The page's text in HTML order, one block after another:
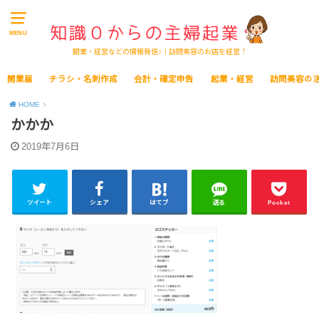
MENU
開業・経営などの情報発信♪｜訪問美容のお店を経営！
開業届 チラシ・名刺作成 会計・確定申告 起業・経営 訪問美容の
HOME
かかか
2019年7月6日
ツイート シェア はてブ 送る Pocket